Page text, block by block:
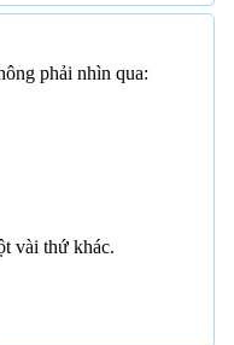
phải nhìn qua:
vài thứ khác.